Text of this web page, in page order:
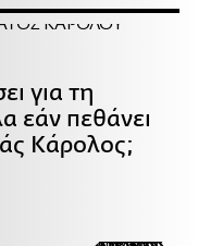
για τη
εάν πεθάνει
Κάρολος;